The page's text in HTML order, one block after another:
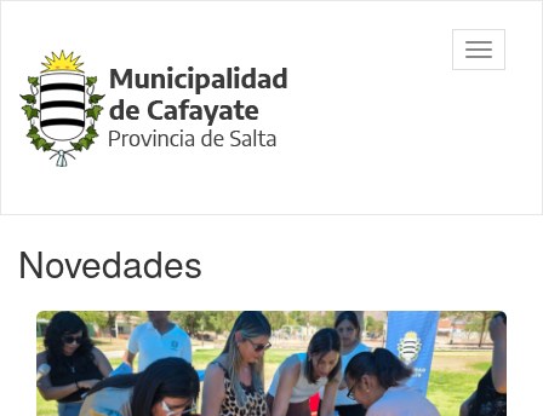
contenido
principal
Municipalidad
de Cafayate,
Salta
barra
Contenido
principal
Novedades